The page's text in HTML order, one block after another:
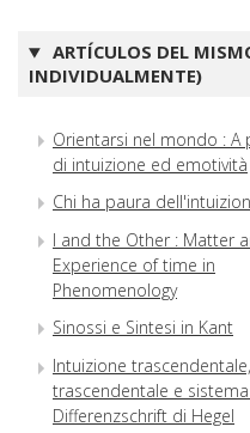
ARTÍCULOS DEL
INDIVIDUALMENTE)
Orientarsi nel mondo : A
di intuizione ed emotività
Chi ha paura
I and the Other : Matter
Experience of time in
Phenomenology
Sinossi e Sintesi in Kant
Intuizione
trascendentale e
Differenzschrift di Hegel